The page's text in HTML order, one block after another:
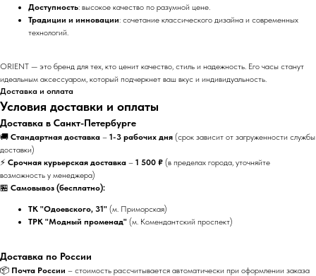
Доступность: высокое качество по разумной цене.
Традиции и инновации: сочетание классического дизайна и современных
технологий.
ORIENT — это бренд для тех, кто ценит качество, стиль и надежность. Его часы станут
идеальным аксессуаром, который подчеркнет ваш вкус и индивидуальность.
Доставка и оплата
Условия доставки и оплаты
Доставка в Санкт-Петербурге
🚚 Стандартная доставка – 1-3 рабочих дня (срок зависит от загруженности службы
доставки)
⚡ Срочная курьерская доставка – 1 500 ₽ (в пределах города, уточняйте
возможность у менеджера)
🏪 Самовывоз (бесплатно):
ТК "Одоевского, 31" (м. Приморская)
ТРК "Модный променад" (м. Комендантский проспект)
Доставка по России
📦 Почта России – стоимость рассчитывается автоматически при оформлении заказа